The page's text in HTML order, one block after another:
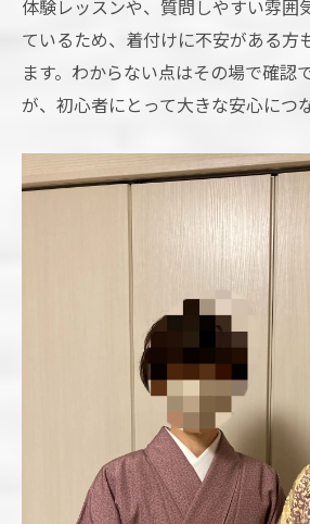
体験レッスンや、質問しやすい雰囲
ているため、着付けに不安がある方
ます。わからない点はその場で確認
が、初心者にとって大きな安心につ